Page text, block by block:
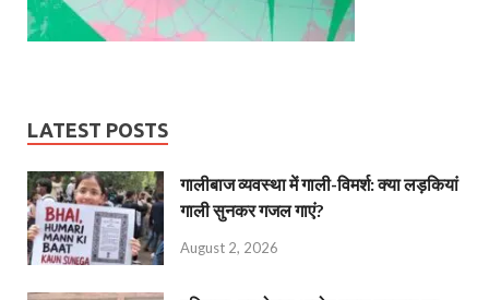
LATEST POSTS
गालीबाज व्‍यवस्‍था में गाली-विमर्श: क्या लड़कियां
गाली सुनकर गजल गाएं?
August 2, 2026